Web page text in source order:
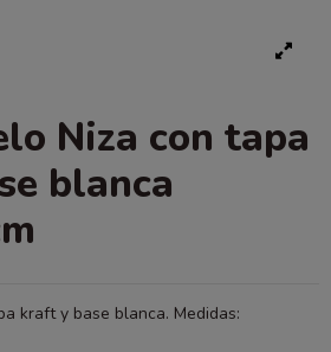
Niza con tapa
blanca
kraft y base blanca. Medidas: